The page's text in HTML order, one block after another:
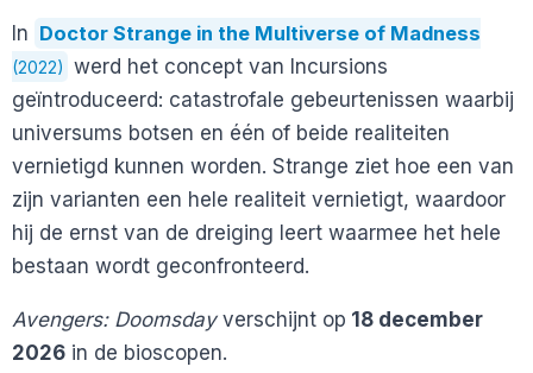
In Doctor Strange in the Multiverse of Madness
(2022)
werd het concept van Incursions
geïntroduceerd: catastrofale gebeurtenissen waarbij
universums botsen en één of beide realiteiten
vernietigd kunnen worden. Strange ziet hoe een van
zijn varianten een hele realiteit vernietigt, waardoor
hij de ernst van de dreiging leert waarmee het hele
bestaan wordt geconfronteerd.
Avengers: Doomsdayverschijnt op 18 december
2026 in de bioscopen.